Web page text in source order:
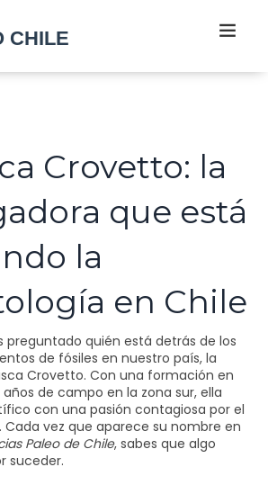
Crovetto: la
que está
la
en Chile
preguntado quién está detrás de los
de fósiles en nuestro país, la
Crovetto. Con una formación en
de campo en la zona sur, ella
con una pasión contagiosa por el
Cada vez que aparece su nombre en
Paleo de Chile, sabes que algo
suceder.